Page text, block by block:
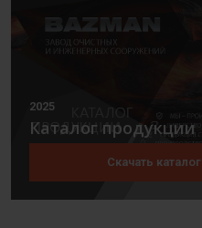
2025
Каталог продукции
Скачать каталог